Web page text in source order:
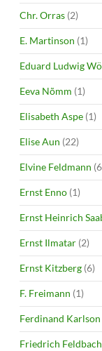
Chr. Orras (2)
E. Martinson (1)
Eduard Ludwig
Eeva Nõmm (1)
Elisabeth Aspe (1)
Elise Aun (22)
Elvine Feldmann
Ernst Enno (1)
Ernst Heinrich
Ernst Ilmatar (2)
Ernst Kitzberg (6)
F. Freimann (1)
Ferdinand Karlson
Friedrich Feldbach